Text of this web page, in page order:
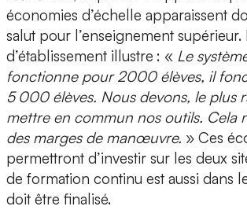
économies d’échelle apparaissent
salut pour l’enseignement
d’établissement illustre : « Le
fonctionne pour 2000 élèves, il
5 000 élèves. Nous devons, le plus
mettre en commun nos outils. Cela
des marges de manœuvre. » Ces
permettront d’investir sur les deux
de formation continu est aussi dans
doit être finalisé.